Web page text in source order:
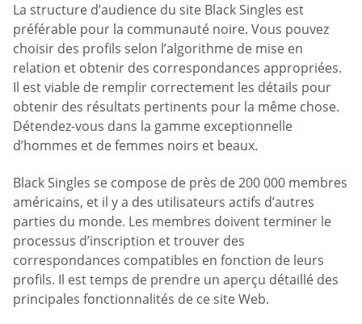
La structure d’audience du site Black Singles est
préférable pour la communauté noire. Vous pouvez
choisir des profils selon l’algorithme de mise en
relation et obtenir des correspondances appropriées.
Il est viable de remplir correctement les détails pour
obtenir des résultats pertinents pour la même chose.
Détendez-vous dans la gamme exceptionnelle
d’hommes et de femmes noirs et beaux.
Black Singles se compose de près de 200 000 membres
américains, et il y a des utilisateurs actifs d’autres
parties du monde. Les membres doivent terminer le
processus d’inscription et trouver des
correspondances compatibles en fonction de leurs
profils. Il est temps de prendre un aperçu détaillé des
principales fonctionnalités de ce site Web.